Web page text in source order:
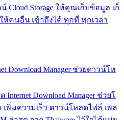
Cloud Storage ให้คุณเก็บข้อมูล เก็
ห้คนอื่น เข้าถึงได้ ทุกที่ ทุกเวลา
Download Manager ช่วยดาวน์โห
Download Manager ช่วยโ
เพิ่มความเร็ว ดาวน์โหลดไฟล์ เพล